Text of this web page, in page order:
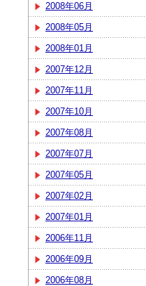
2008年06月
2008年05月
2008年01月
2007年12月
2007年11月
2007年10月
2007年08月
2007年07月
2007年05月
2007年02月
2007年01月
2006年11月
2006年09月
2006年08月